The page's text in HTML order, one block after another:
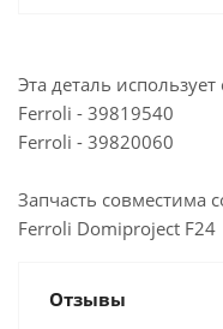
Казань, ул.
Казань, ул. Горьковское
Йошкар-Ола, ул.
Альметьевск, ул.
Эта деталь
Ferroli - 39819540
Ferroli - 39820060
Запчасть совместима
Ferroli Domiproject F24
Отзывы